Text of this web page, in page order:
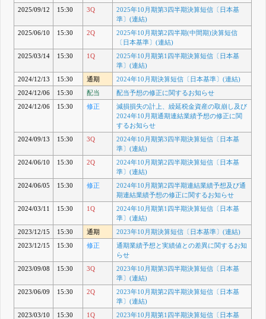
2025/09/12
15:30 3Q
2025年10月期第3四半期決算短信〔日本基
準〕(連結)
2025/06/10
15:30 2Q
2025年10月期第2四半期(中間期)決算短信
〔日本基準〕(連結)
2025/03/14
15:30 1Q
2025年10月期第1四半期決算短信〔日本基
準〕(連結)
2024/12/13
15:30 通期
2024年10月期決算短信〔日本基準〕(連結)
2024/12/06
15:30 配当
配当予想の修正に関するお知らせ
2024/12/06
15:30 修正
減損損失の計上、繰延税金資産の取崩し及び
2024年10月期通期連結業績予想の修正に関
するお知らせ
2024/09/13
15:30 3Q
2024年10月期第3四半期決算短信〔日本基
準〕(連結)
2024/06/10
15:30 2Q
2024年10月期第2四半期決算短信〔日本基
準〕(連結)
2024/06/05
15:30 修正
2024年10月期第2四半期連結業績予想及び通
期連結業績予想の修正に関するお知らせ
2024/03/11
15:30 1Q
2024年10月期第1四半期決算短信〔日本基
準〕(連結)
2023/12/15
15:30 通期
2023年10月期決算短信〔日本基準〕(連結)
2023/12/15
15:30 修正
通期業績予想と実績値との差異に関するお知
らせ
2023/09/08
15:30 3Q
2023年10月期第3四半期決算短信〔日本基
準〕(連結)
2023/06/09
15:30 2Q
2023年10月期第2四半期決算短信〔日本基
準〕(連結)
2023/03/10
15:30 1Q
2023年10月期第1四半期決算短信〔日本基